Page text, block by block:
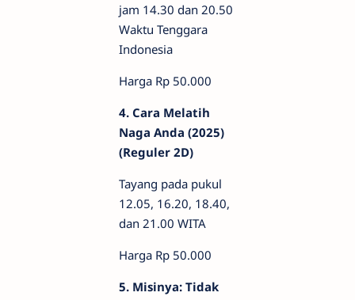
jam 14.30 dan 20.50
Waktu Tenggara
Indonesia
Harga Rp 50.000
4. Cara Melatih
Naga Anda (2025)
(Reguler 2D)
Tayang pada pukul
12.05, 16.20, 18.40,
dan 21.00 WITA
Harga Rp 50.000
5. Misinya: Tidak